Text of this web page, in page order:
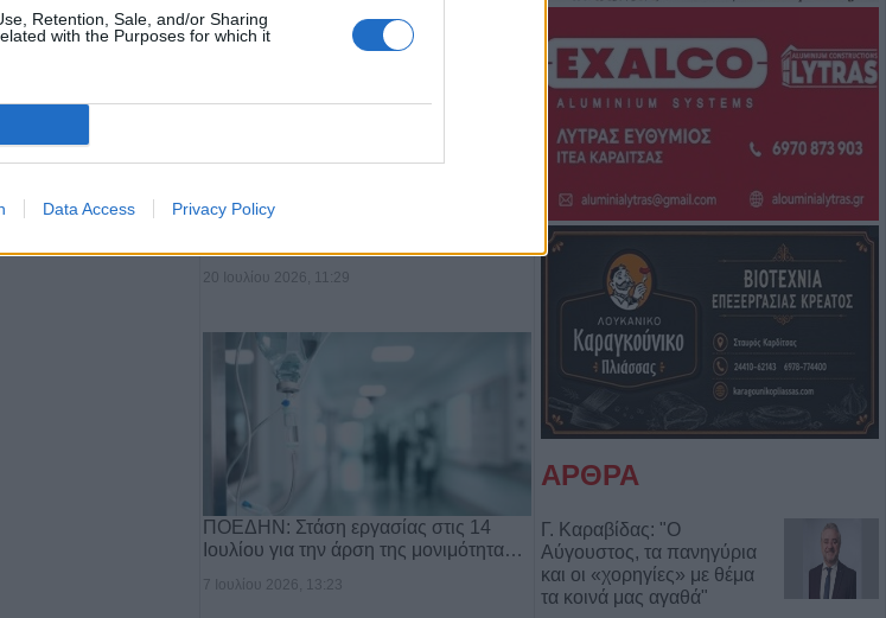
Retention, Sale, and/or Sharing
with the Purposes for which it
Data Access Privacy Policy
από τη θέση του Αντιδημάρχου
20 Ιουλίου 2026, 11:29
ΠΟΕΔΗΝ: Στάση εργασίας στις 14
Ιουλίου για την άρση της μονιμότητα…
7 Ιουλίου 2026, 13:23
ΑΡΘΡΑ
Γ. Καραβίδας: "Ο
Αύγουστος, τα πανηγύρια
και οι «χορηγίες» με θέμα
τα κοινά μας αγαθά"